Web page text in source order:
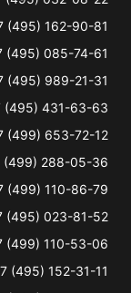
(495) 162-90-81
(495) 085-74-61
(495) 989-21-31
(495) 431-63-63
(499) 653-72-12
(499) 288-05-36
(499) 110-86-79
(495) 023-81-52
(499) 110-53-06
(495) 152-31-11